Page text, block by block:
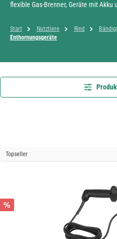
flexible Gas-Brenner, Geräte mit Akku
Start Nutztiere Rind
Enthornungsgeräte
%